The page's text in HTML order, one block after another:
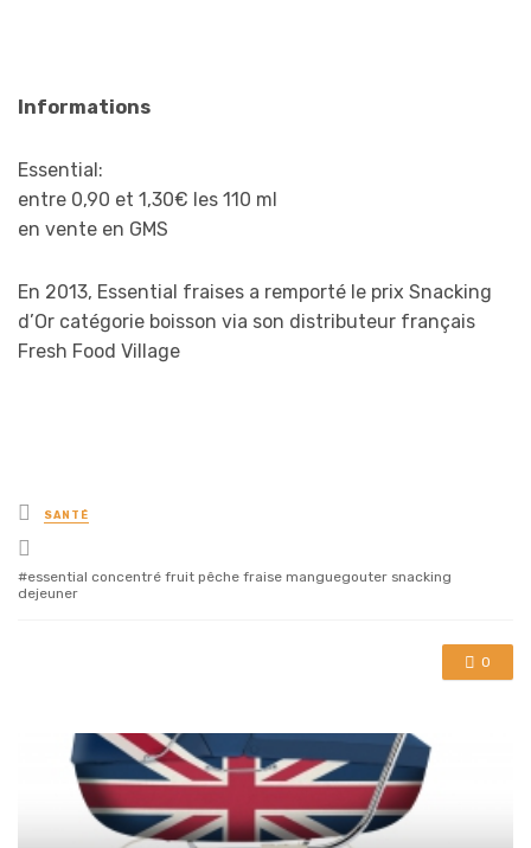
Informations
Essential:
entre 0,90 et 1,30€ les 110 ml
en vente en GMS
En 2013, Essential fraises a remporté le prix Snacking
d’Or catégorie boisson via son distributeur français
Fresh Food Village
Posted
in
SANTÉ
with
essential concentré fruit pêche fraise manguegouter snacking
dejeuner
0